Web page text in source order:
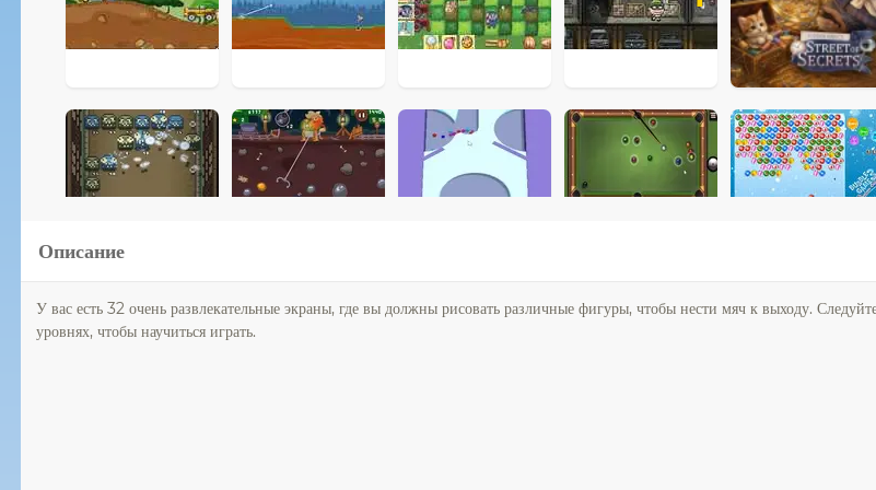
Описание
У вас есть 32 очень развлекательные экраны, где вы должны рисовать различные фигуры, чтобы нести мяч к выходу.
уровнях, чтобы научиться играть.